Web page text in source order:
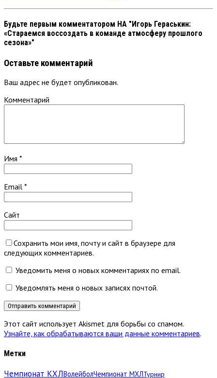
Будьте первым комментатором НА "Игорь Гераськин:
«Стараемся воссоздать в команде атмосферу прошлого
сезона»"
Оставьте комментарий
Ваш адрес не будет опубликован.
Комментарий
Имя *
Email *
Сайт
Сохранить мои имя, почту и сайт в браузере для
следующих комментариев.
Уведомить меня о новых комментариях по email.
Уведомлять меня о новых записях почтой.
Этот сайт использует Akismet для борьбы со спамом.
Узнайте, как обрабатываются ваши данные комментариев.
Метки
Чемпионат КХЛВолейболЧемпионат МХЛТурнир